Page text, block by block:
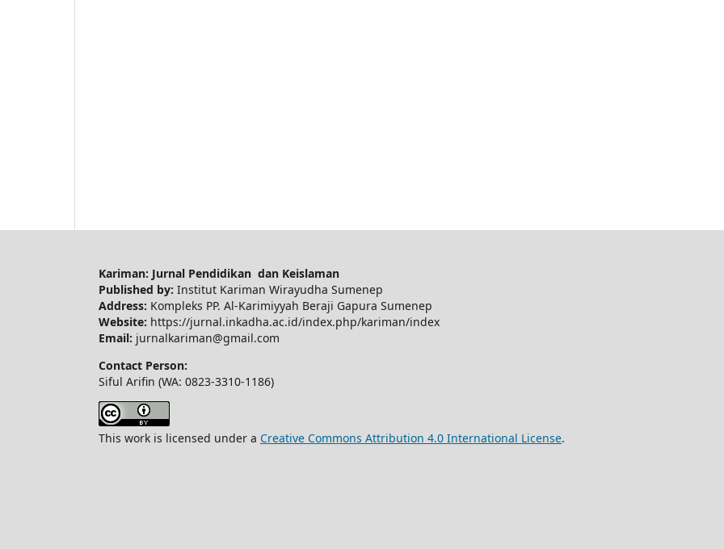
Kariman: Jurnal Pendidikan dan Keislaman
Published by: Institut Kariman Wirayudha Sumenep
Address: Kompleks PP. Al-Karimiyyah Beraji Gapura Sumenep
Website: https://jurnal.inkadha.ac.id/index.php/kariman/index
Email: jurnalkariman@gmail.com
Contact Person:
Siful Arifin (WA: 0823-3310-1186)
This work is licensed under a Creative Commons Attribution 4.0 International License.